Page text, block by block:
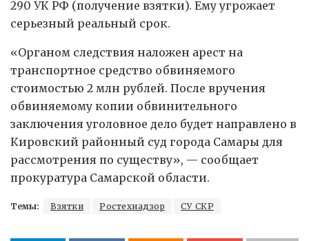
290 УК РФ (получение взятки). Ему угрожает
серьезный реальный срок.
«Органом следствия наложен арест на
транспортное средство обвиняемого
стоимостью 2 млн рублей. После вручения
обвиняемому копии обвинительного
заключения уголовное дело будет направлено в
Кировский районный суд города Самары для
рассмотрения по существу», — сообщает
прокуратура Самарской области.
Темы: Взятки Ростехнадзор СУ СКР